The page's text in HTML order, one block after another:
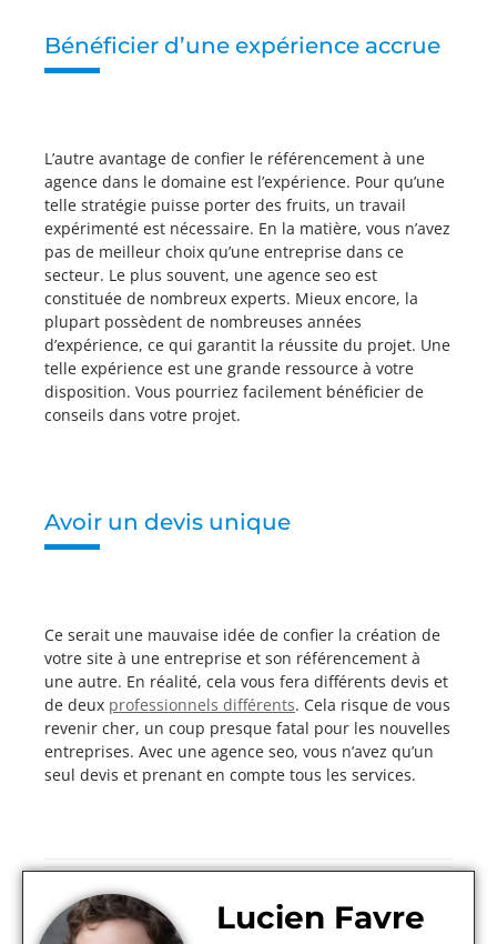
Bénéficier d’une expérience accrue
L’autre avantage de confier le référencement à une
agence dans le domaine est l’expérience. Pour qu’une
telle stratégie puisse porter des fruits, un travail
expérimenté est nécessaire. En la matière, vous n’avez
pas de meilleur choix qu’une entreprise dans ce
secteur. Le plus souvent, une agence seo est
constituée de nombreux experts. Mieux encore, la
plupart possèdent de nombreuses années
d’expérience, ce qui garantit la réussite du projet. Une
telle expérience est une grande ressource à votre
disposition. Vous pourriez facilement bénéficier de
conseils dans votre projet.
Avoir un devis unique
Ce serait une mauvaise idée de confier la création de
votre site à une entreprise et son référencement à
une autre. En réalité, cela vous fera différents devis et
de deux professionnels différents. Cela risque de vous
revenir cher, un coup presque fatal pour les nouvelles
entreprises. Avec une agence seo, vous n’avez qu’un
seul devis et prenant en compte tous les services.
Lucien Favre